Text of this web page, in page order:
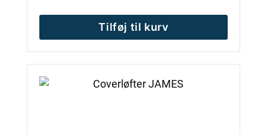
Tilføj til kurv